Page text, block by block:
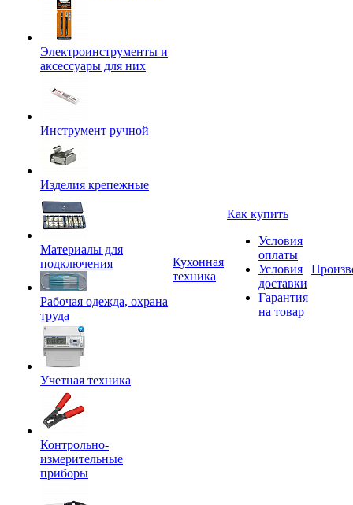
Электроинструменты и
аксессуары для них
Инструмент ручной
Изделия крепежные
Материалы для
подключения
Рабочая одежда, охрана
труда
Учетная техника
Контрольно-
измерительные
приборы
Кухонная
техника
Как купить
Условия
оплаты
Условия
доставки
Гарантия
на товар